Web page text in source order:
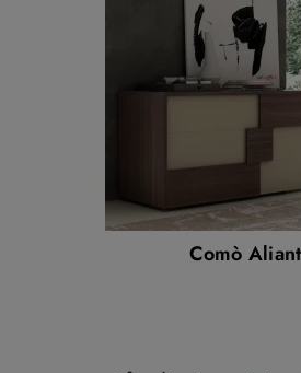
Comò Aliant